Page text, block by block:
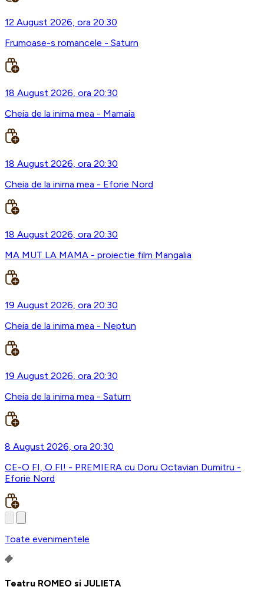
12 August 2026, ora 20:30
Frumoase-s romancele - Saturn
18 August 2026, ora 20:30
Cheia de la inima mea - Mamaia
18 August 2026, ora 20:30
Cheia de la inima mea - Eforie Nord
18 August 2026, ora 20:30
MA MUT LA MAMA - proiectie film Mangalia
19 August 2026, ora 20:30
Cheia de la inima mea - Neptun
19 August 2026, ora 20:30
Cheia de la inima mea - Saturn
8 August 2026, ora 20:30
CE-O FI, O FI! - PREMIERA cu Doru Octavian Dumitru -
Eforie Nord
Toate evenimentele
Teatru ROMEO si JULIETA